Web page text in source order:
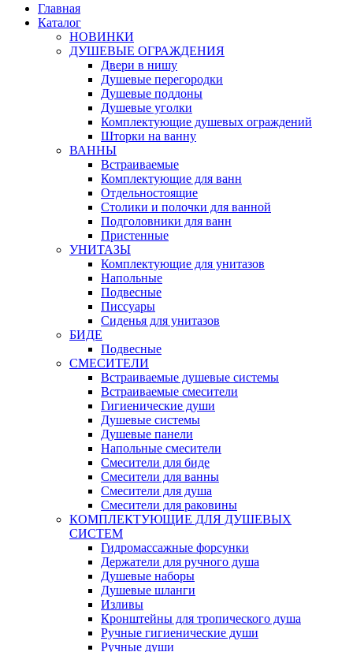
Главная
Каталог
НОВИНКИ
ДУШЕВЫЕ ОГРАЖДЕНИЯ
Двери в нишу
Душевые перегородки
Душевые поддоны
Душевые уголки
Комплектующие душевых ограждений
Шторки на ванну
ВАННЫ
Встраиваемые
Комплектующие для ванн
Отдельностоящие
Столики и полочки для ванной
Подголовники для ванн
Пристенные
УНИТАЗЫ
Комплектующие для унитазов
Напольные
Подвесные
Писсуары
Сиденья для унитазов
БИДЕ
Подвесные
СМЕСИТЕЛИ
Встраиваемые душевые системы
Встраиваемые смесители
Гигиенические души
Душевые системы
Душевые панели
Напольные смесители
Смесители для биде
Смесители для ванны
Смесители для душа
Смесители для раковины
КОМПЛЕКТУЮЩИЕ ДЛЯ ДУШЕВЫХ
СИСТЕМ
Гидромассажные форсунки
Держатели для ручного душа
Душевые наборы
Душевые шланги
Изливы
Кронштейны для тропического душа
Ручные гигиенические души
Ручные души